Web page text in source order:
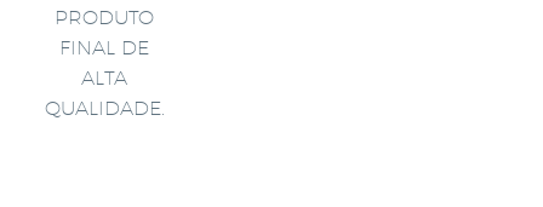
PRODUTO
FINAL DE
ALTA
QUALIDADE.